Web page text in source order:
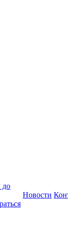
до
Новости